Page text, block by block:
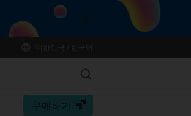
Search
구매하기